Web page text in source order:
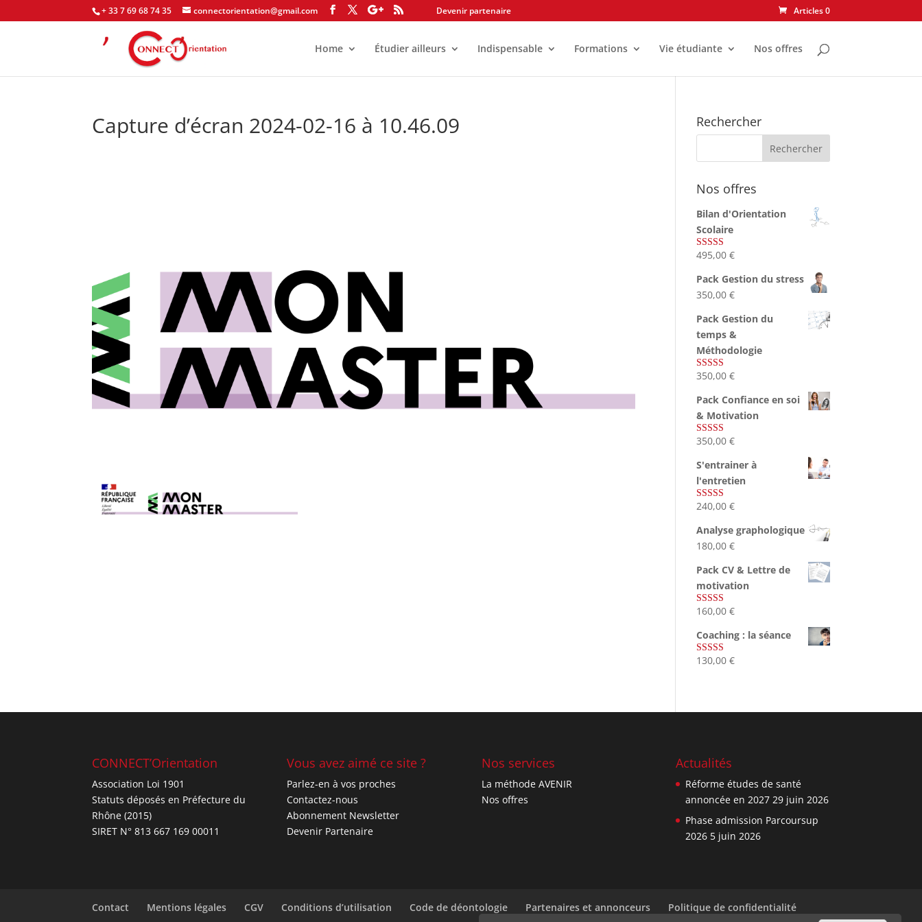
+ 33 7 69 68 74 35 connectorientation@gmail.com Devenir partenaire Articles 0
Home Étudier ailleurs Indispensable Formations Vie étudiante Nos offres
Capture d’écran 2024-02-16 à 10.46.09 Rechercher
Nos offres
Bilan d'Orientation
Scolaire
Note4.75
495,00€
Pack Gestion du stress
350,00€
Pack Gestion du
temps &
Méthodologie
Note5.00
350,00€
Pack Confiance en soi
& Motivation
Note5.00
350,00€
S'entrainer à
l'entretien
Note4.83
240,00€
Analyse graphologique
180,00€
Pack CV & Lettre de
motivation
Note5.00
160,00€
Coaching : la séance
Note4.67
130,00€
CONNECT’Orientation
Association Loi 1901
Statuts déposés en Préfecture du
Rhône (2015)
SIRET N° 813 667 169 00011
Vous avez aimé ce site ?
Parlez-en à vos proches
Contactez-nous
Abonnement Newsletter
Devenir Partenaire
Nos services
La méthode AVENIR
Nos offres
Actualités
Réforme études de santé
annoncée en 2027 29 juin 2026
Phase admission Parcoursup
2026 5 juin 2026
Contact Mentions légales CGV Conditions d’utilisation Code de déontologie Partenaires et annonceurs Politique de confidentialité